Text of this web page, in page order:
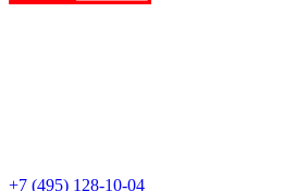
+7 (495) 128-10-04